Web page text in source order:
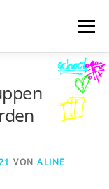
Menü
VON ALINE